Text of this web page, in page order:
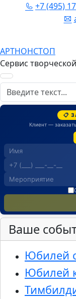
+7 (495)
АРТНОНСТОП
Сервис
Поиск
📋
Клиент —
Ваше
Юбилей
Юбилей